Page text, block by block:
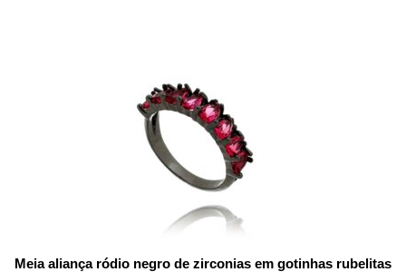
Meia aliança ródio negro de zirconias em gotinhas rubelitas